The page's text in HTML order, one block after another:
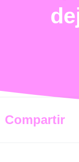
Compartir